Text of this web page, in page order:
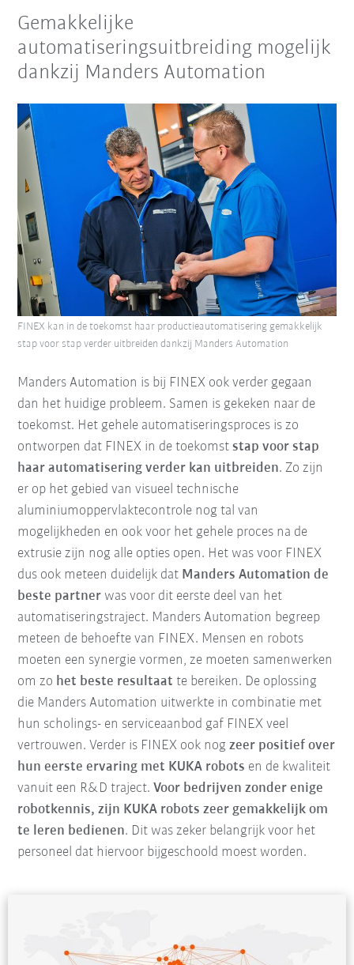
Gemakkelijke
automatiseringsuitbreiding mogelijk
dankzij Manders Automation
Manders Automation is bij FINEX ook verder gegaan
dan het huidige probleem. Samen is gekeken naar de
toekomst. Het gehele automatiseringsproces is zo
ontworpen dat FINEX in de toekomst stap voor stap
haar automatisering verder kan uitbreiden. Zo zijn
er op het gebied van visueel technische
aluminiumoppervlaktecontrole nog tal van
mogelijkheden en ook voor het gehele proces na de
extrusie zijn nog alle opties open. Het was voor FINEX
dus ook meteen duidelijk dat Manders Automation de
beste partner was voor dit eerste deel van het
automatiseringstraject. Manders Automation begreep
meteen de behoefte van FINEX. Mensen en robots
moeten een synergie vormen, ze moeten samenwerken
om zo het beste resultaat te bereiken. De oplossing
die Manders Automation uitwerkte in combinatie met
hun scholings- en serviceaanbod gaf FINEX veel
vertrouwen. Verder is FINEX ook nogzeer positief over
hun eerste ervaring met KUKA robots en de kwaliteit
vanuit een R&D traject.Voor bedrijven zonder enige
robotkennis, zijn KUKA robots zeer gemakkelijk om
te leren bedienen. Dit was zeker belangrijk voor het
personeel dat hiervoor bijgeschoold moest worden.
FINEX kan in de toekomst haar productieautomatisering gemakkelijk
stap voor stap verder uitbreiden dankzij Manders Automation